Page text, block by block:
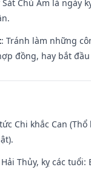
Sát Chủ Âm là ngày
: Tránh làm những
đồng, hay bắt
Chi khắc Can (Thổ
Thủy, kỵ các tuổi: